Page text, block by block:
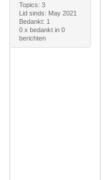
Topics: 3
Lid sinds: May 2021
Bedankt: 1
0 x bedankt in 0
berichten